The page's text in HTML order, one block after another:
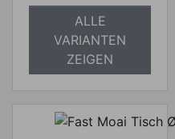
ALLE
VARIANTEN
ZEIGEN